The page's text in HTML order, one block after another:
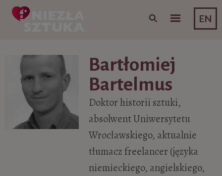
EN
Skip to content
Bartłomiej
Bartelmus
Doktor historii sztuki,
absolwent Uniwersytetu
Wrocławskiego, aktualnie
tłumacz freelancer (języka
niemieckiego, angielskiego,